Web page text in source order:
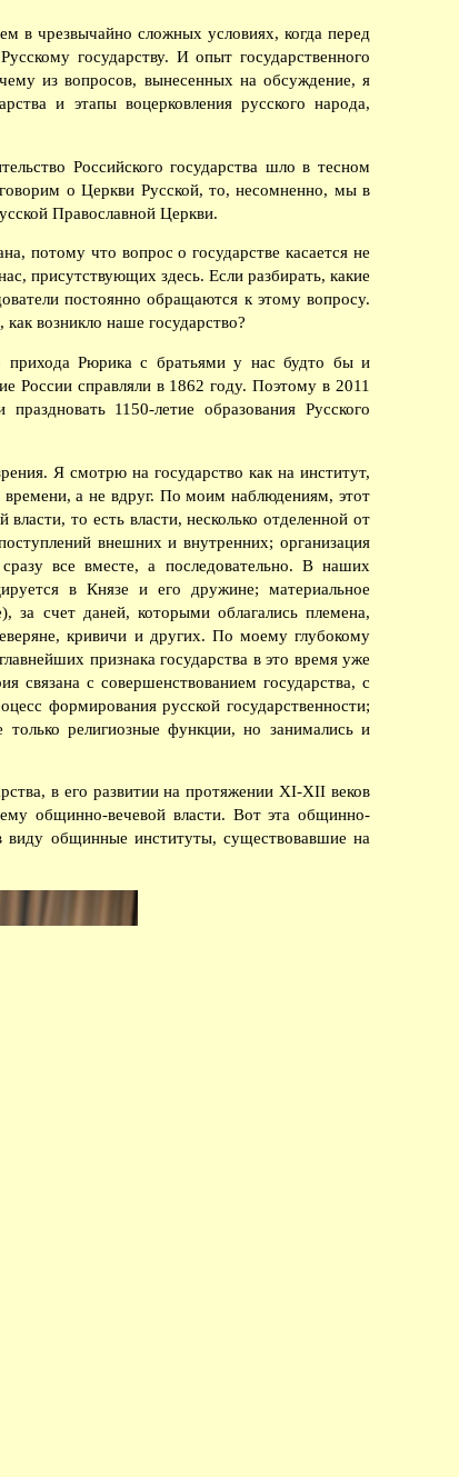
в чрезвычайно сложных условиях, когда перед
государству. И опыт государственного
из вопросов, вынесенных на обсуждение, я
и этапы воцерковления русского народа,
Российского государства шло в тесном
о Церкви Русской, то, несомненно, мы в
Православной Церкви.
потому что вопрос о государстве касается не
присутствующих здесь. Если разбирать, какие
постоянно обращаются к этому вопросу.
возникло наше государство?
прихода Рюрика с братьями у нас будто бы и
России справляли в 1862 году. Поэтому в 2011
1150-летие образования Русского
Я смотрю на государство как на институт,
времени, а не вдруг. По моим наблюдениям, этот
то есть власти, несколько отделенной от
внешних и внутренних; организация
все вместе, а последовательно. В наших
в Князе и его дружине; материальное
за счет даней, которыми облагались племена,
кривичи и других. По моему глубокому
признака государства в это время уже
с совершенствованием государства, с
формирования русской государственности;
религиозные функции, но занимались и
в его развитии на протяжении XI-XII веков
общинно-вечевой власти. Вот эта общинно-
виду общинные институты, существовавшие на